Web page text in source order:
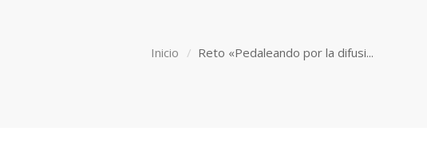
Inicio Reto «Pedaleando por la difusi...